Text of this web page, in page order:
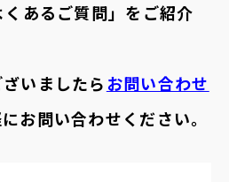
あるご質問」をご紹介
いましたらお問い合わせ
お問い合わせください。